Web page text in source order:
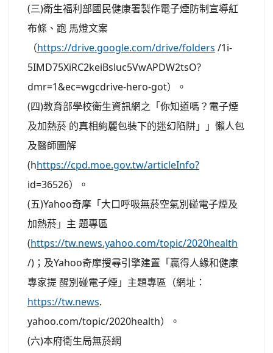
(三)衛生福利部國民健康署製作電子煙防制宣導紅
布條、跑 馬燈文案
（https://drive.google.com/drive/folders /1i-
5IMD75XiRC2keiBsluc5VwAPDW2tsO?
dmr=1&ec=wgcdrive-hero-got）。
(四)教育部學校衛生資訊網之「你知道嗎？電子煙
及加熱菸 的真相絢麗包裝下的迷幻陷阱」」懶人包
及醫師圖解
(hhttps://cpd.moe.gov.tw/articleInfo?
id=36526）。
(五)Yahoo奇摩「大口呼吸無菸空氣別碰電子煙及
加熱菸」主 題專區
(https://tw.news.yahoo.com/topic/2020health
/)；及Yahoo奇摩搜尋引擎建置「贏得人緣和健康
專家提 醒別碰電子煙」主題專區（網址：
https://tw.news.
yahoo.com/topic/2020health）。
(六)本府衛生局無菸網